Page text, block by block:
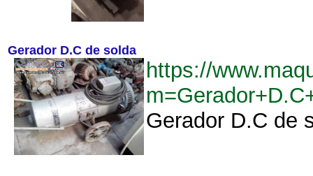
Gerador D.C de solda
https://
Gerador D.C de